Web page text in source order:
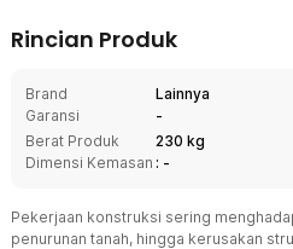
Rincian Produk
Brand
Lainnya
Garansi
-
Berat Produk
230 kg
Dimensi Kemasan : -
Pekerjaan konstruksi sering
penurunan tanah, hingga kerusakan